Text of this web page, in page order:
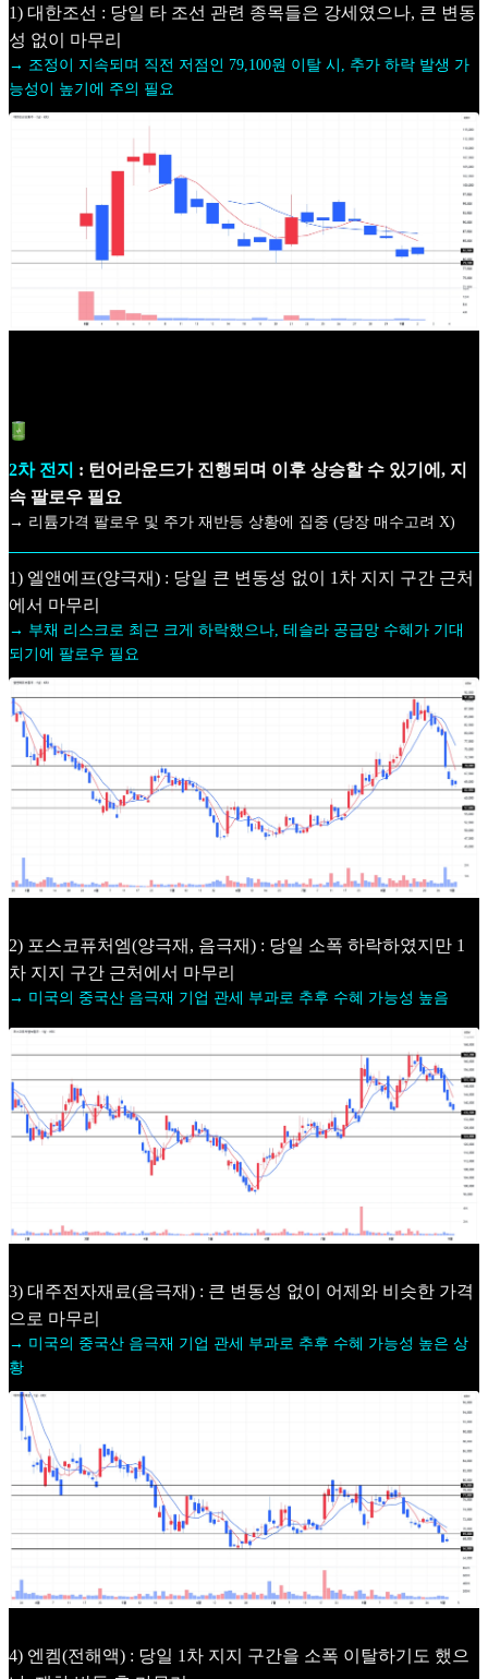
1) 대한조선 : 당일 타 조선 관련 종목들은 강세였으나, 큰 변동
성 없이 마무리
→ 조정이 지속되며 직전 저점인 79,100원 이탈 시, 추가 하락 발생 가
능성이 높기에 주의 필요
2차 전지 : 턴어라운드가 진행되며 이후 상승할 수 있기에, 지
속 팔로우 필요
→ 리튬가격 팔로우 및 주가 재반등 상황에 집중 (당장 매수고려 X)
1) 엘앤에프(양극재) : 당일 큰 변동성 없이 1차 지지 구간 근처
에서 마무리
→ 부채 리스크로 최근 크게 하락했으나, 테슬라 공급망 수혜가 기대
되기에 팔로우 필요
2) 포스코퓨처엠(양극재, 음극재) : 당일 소폭 하락하였지만 1
차 지지 구간 근처에서 마무리
→ 미국의 중국산 음극재 기업 관세 부과로 추후 수혜 가능성 높음
3) 대주전자재료(음극재) : 큰 변동성 없이 어제와 비슷한 가격
으로 마무리
→ 미국의 중국산 음극재 기업 관세 부과로 추후 수혜 가능성 높은 상
황
4) 엔켐(전해액) : 당일 1차 지지 구간을 소폭 이탈하기도 했으